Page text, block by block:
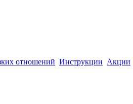
отношений Инструкции Акции